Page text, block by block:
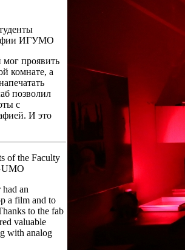
ИГУМО
проявить
комнате, а
позволил
с
И это
of the Faculty
an
a film and to
to the fab
valuable
with analog